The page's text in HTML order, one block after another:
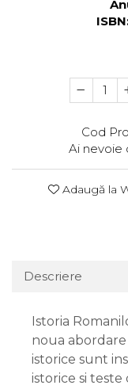
Cod
Ai nevoie
Adaugă la
Descriere
Istoria
noua
istorice sunt
istorice si